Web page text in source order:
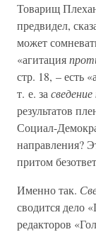
Товарищ
предвидел,
может
«агитация
стр. 18, – есть
т. е. за
результатов
Социал-
направления?
притом
Именно так.
сводится дело
редакторов